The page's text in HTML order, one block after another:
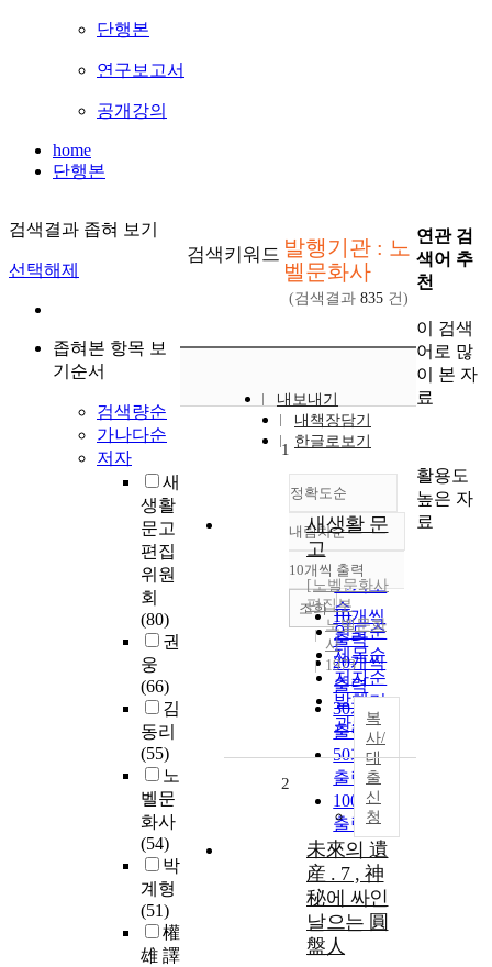
단행본
연구보고서
공개강의
home
단행본
검색결과 좁혀 보기
선택해제
좁혀본 항목 보
기순서
검색량순
가나다순
저자
새
생활
문고
편집
위원
회
(80)
권
웅
(66)
김
동리
(55)
노
벨문
화사
(54)
박
계형
(51)
權
雄 譯
검색키워드 발행기관 : 노
벨문화사
(검색결과 835 건)
내보내기
내책장담기
한글로보기
정확도순
정확도
순
인기도
순
연도순
제목순
저자순
발행기
관순
내림차순
내림차순
10개씩 출력
10개씩
출력
20개씩
출력
30개씩
출력
50개씩
출력
100개씩
출력
조회
1
새생활 문
고
[노벨문화사
편집부
노벨문화
사
1973
복
사/
대
출
신
청
2
未來의 遺
産 . 7 , 神
秘에 싸인
날으는 圓
盤人
연관 검
색어 추
천
이 검색
어로 많
이 본 자
료
활용도
높은 자
료